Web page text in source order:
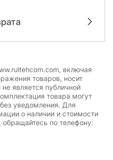
включая
товаров, носит
является публичной
товара могут
уведомления. Для
о наличии и стоимости
обращайтесь по телефону: